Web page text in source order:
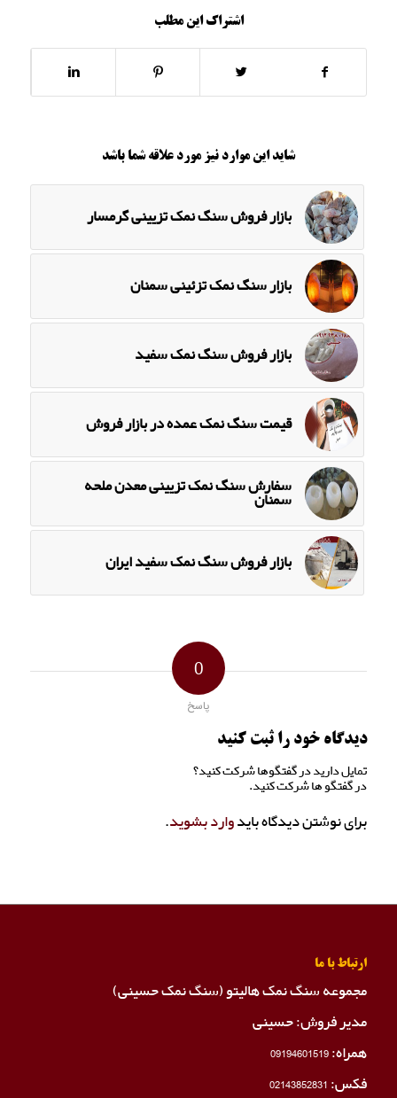
اشتراک این مطلب
شاید این موارد نیز مورد علاقه شما باشد
بازار فروش سنگ نمک تزیینی گرمسار
بازار سنگ نمک تزئینی سمنان
بازار فروش سنگ نمک سفید
قیمت سنگ نمک عمده در بازار فروش
سفارش سنگ نمک تزیینی معدن ملحه
سمنان
بازار فروش سنگ نمک سفید ایران
0
پاسخ
دیدگاه خود را ثبت کنید
تمایل دارید در گفتگوها شرکت کنید؟
در گفتگو ها شرکت کنید.
برای نوشتن دیدگاه بایدوارد بشوید.
ارتباط با ما
مجموعه سنگ نمک هالیتو (سنگ نمک حسینی)
مدیر فروش: حسینی
همراه:09194601519
فکس:02143852831